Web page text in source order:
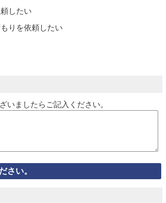
したい
りを依頼したい
いましたらご記入ください。
さい。